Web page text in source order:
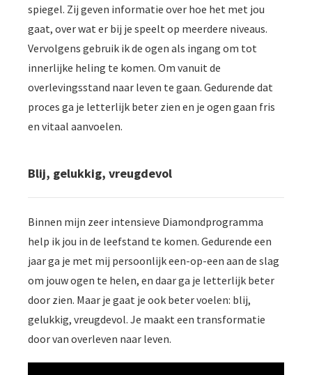
spiegel. Zij geven informatie over hoe het met jou
gaat, over wat er bij je speelt op meerdere niveaus.
Vervolgens gebruik ik de ogen als ingang om tot
innerlijke heling te komen. Om vanuit de
overlevingsstand naar leven te gaan. Gedurende dat
proces ga je letterlijk beter zien en je ogen gaan fris
en vitaal aanvoelen.
Blij, gelukkig, vreugdevol
Binnen mijn zeer intensieve Diamondprogramma
help ik jou in de leefstand te komen. Gedurende een
jaar ga je met mij persoonlijk een-op-een aan de slag
om jouw ogen te helen, en daar ga je letterlijk beter
door zien. Maar je gaat je ook beter voelen: blij,
gelukkig, vreugdevol. Je maakt een transformatie
door van overleven naar leven.